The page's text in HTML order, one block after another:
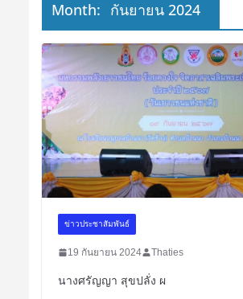
Month: กันยายน 2024
ข่าวประชาสัมพันธ์
19 กันยายน 2024 Thaties
นางศรัญญา สุขปลั่ง ผ